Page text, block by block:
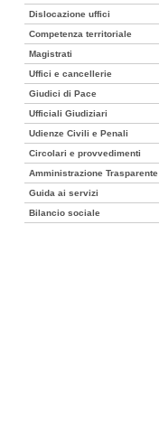
Dislocazione uffici
Competenza territoriale
Magistrati
Uffici e cancellerie
Giudici di Pace
Ufficiali Giudiziari
Udienze Civili e Penali
Circolari e provvedimenti
Amministrazione Trasparente
Guida ai servizi
Bilancio sociale